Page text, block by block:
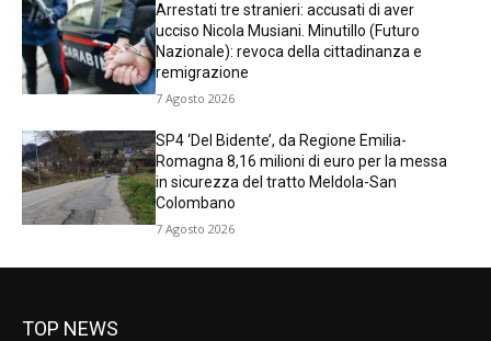
Arrestati tre stranieri: accusati di aver
ucciso Nicola Musiani. Minutillo (Futuro
Nazionale): revoca della cittadinanza e
remigrazione
7 Agosto 2026
SP4 ‘Del Bidente’, da Regione Emilia-
Romagna 8,16 milioni di euro per la messa
in sicurezza del tratto Meldola-San
Colombano
7 Agosto 2026
TOP NEWS